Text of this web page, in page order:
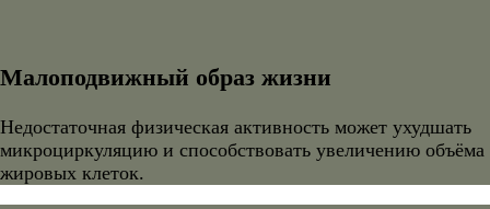
Малоподвижный образ жизни
Недостаточная физическая активность может ухудшать
микроциркуляцию и способствовать увеличению объёма
жировых клеток.